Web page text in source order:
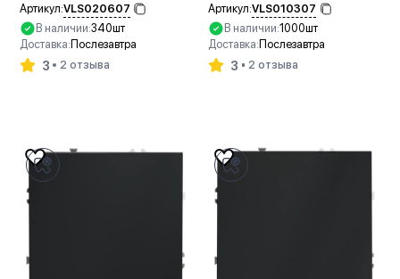
Артикул:VLS020607
В наличии:340шт
Доставка: Послезавтра
3 2 отзыва
Артикул:VLS010307
В наличии:1000шт
Доставка: Послезавтра
3 2 отзыва